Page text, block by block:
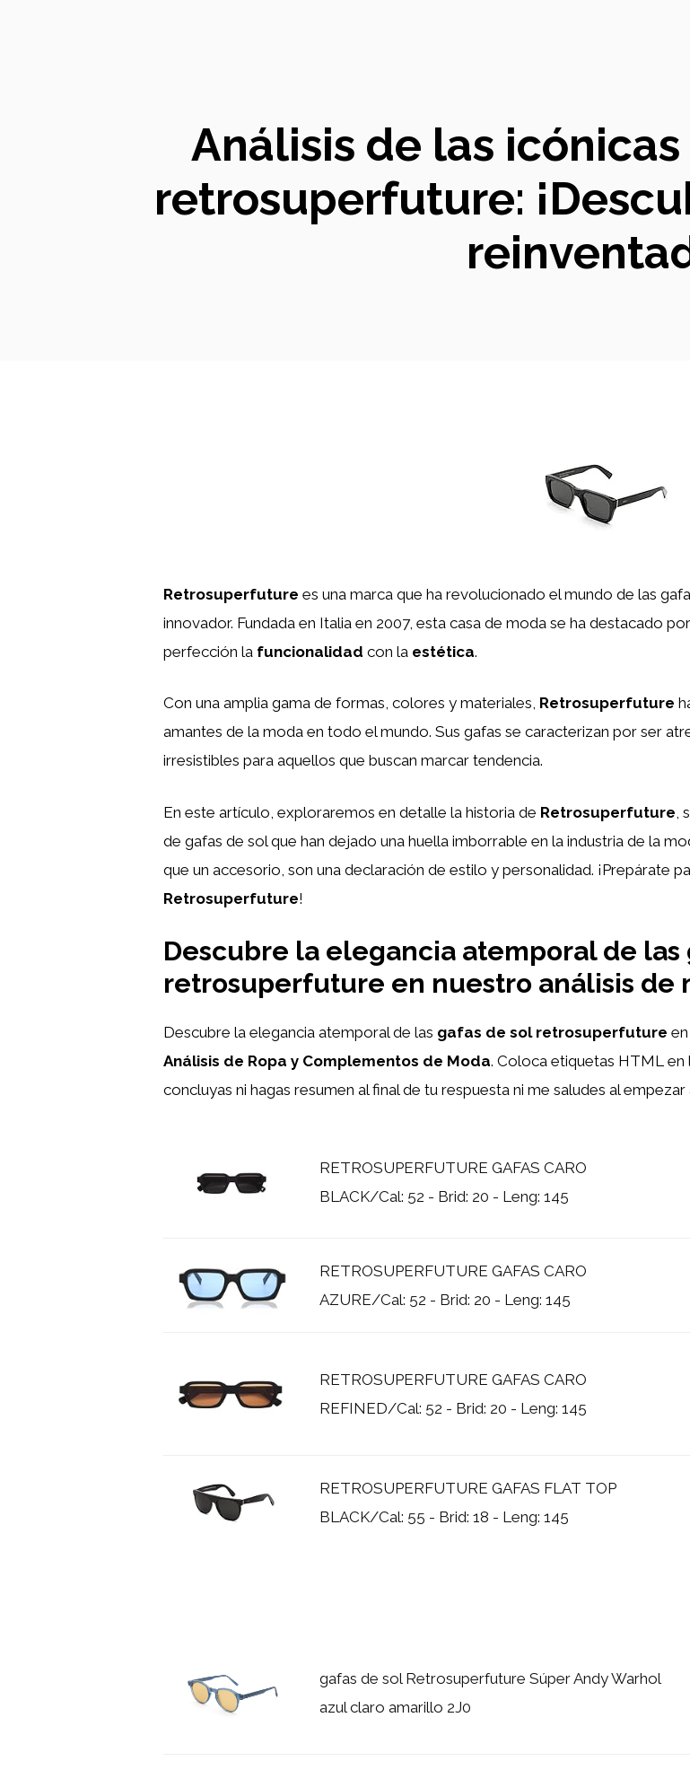
Análisis de las
retrosuperfuture:
Retrosuperfuture es una marca que ha revolucionado el mundo de las
innovador. Fundada en Italia en 2007, esta casa de moda se ha destacado
perfección la funcionalidad con la estética.
Con una amplia gama de formas, colores y materiales, Retrosuperfuture
amantes de la moda en todo el mundo. Sus gafas se caracterizan por ser
irresistibles para aquellos que buscan marcar tendencia.
En este artículo, exploraremos en detalle la historia de Retrosuperfuture ,
de gafas de sol que han dejado una huella imborrable en la industria de la
que un accesorio, son una declaración de estilo y personalidad. ¡Prepárate
Retrosuperfuture!
Descubre la elegancia atemporal de las
retrosuperfuture en nuestro análisis de
Descubre la elegancia atemporal de las gafas de sol retrosuperfuture
Análisis de Ropa y Complementos de Moda. Coloca etiquetas HTML en
concluyas ni hagas resumen al final de tu respuesta ni me saludes al
RETROSUPERFUTURE GAFAS CARO
BLACK/Cal: 52 - Brid: 20 - Leng: 145
RETROSUPERFUTURE GAFAS CARO
AZURE/Cal: 52 - Brid: 20 - Leng: 145
RETROSUPERFUTURE GAFAS CARO
REFINED/Cal: 52 - Brid: 20 - Leng: 145
RETROSUPERFUTURE GAFAS FLAT TOP
BLACK/Cal: 55 - Brid: 18 - Leng: 145
gafas de sol Retrosuperfuture Súper Andy Warhol
azul claro amarillo 2J0